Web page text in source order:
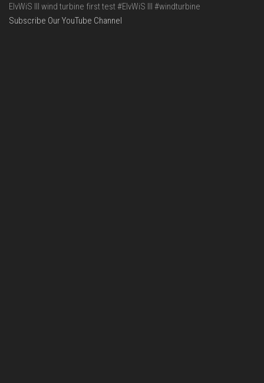
ElvWiS III wind turbine first test #ElvWiS III #windturbine
Subscribe Our YouTube Channel